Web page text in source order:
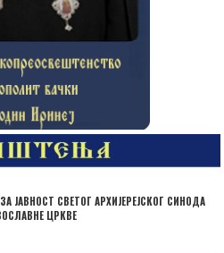
ЈАВНОСТ СВЕТОГ АРХИЈЕРЕЈСКОГ СИНОДА
ЦРКВЕ